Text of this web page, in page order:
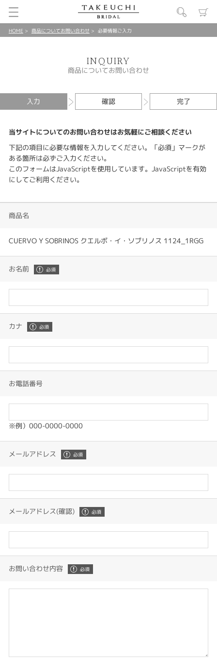
HOME 商品についてお問い合わせ 必要情報ご入力
INQUIRY
商品についてお問い合わせ
入力 確認 完了
当サイトについてのお問い合わせはお気軽にご相談ください
下記の項目に必要な情報を入力してください。「必須」マークが
ある箇所は必ずご入力ください。
このフォームはJavaScriptを使用しています。JavaScriptを有効
にしてご利用ください。
商品名
CUERVO Y SOBRINOS クエルボ・イ・ソブリノス 1124_1RGG
お名前
カナ
お電話番号
※例）000-0000-0000
メールアドレス
メールアドレス(確認)
お問い合わせ内容